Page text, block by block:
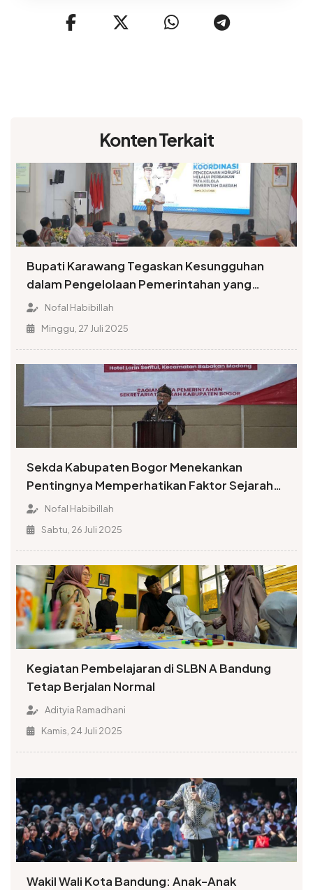
Konten Terkait
Bupati Karawang Tegaskan Kesungguhan
dalam Pengelolaan Pemerintahan yang
Terbuka
Nofal Habibillah
Minggu, 27 Juli 2025
Sekda Kabupaten Bogor Menekankan
Pentingnya Memperhatikan Faktor Sejarah
dalam Penamaan Rupabumi
Nofal Habibillah
Sabtu, 26 Juli 2025
Kegiatan Pembelajaran di SLBN A Bandung
Tetap Berjalan Normal
Adityia Ramadhani
Kamis, 24 Juli 2025
Wakil Wali Kota Bandung: Anak-Anak